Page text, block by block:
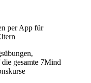
per App für
gesamte 7Mind